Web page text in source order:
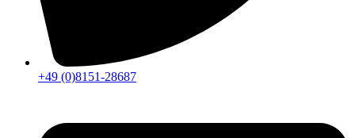
+49 (0)8151-28687